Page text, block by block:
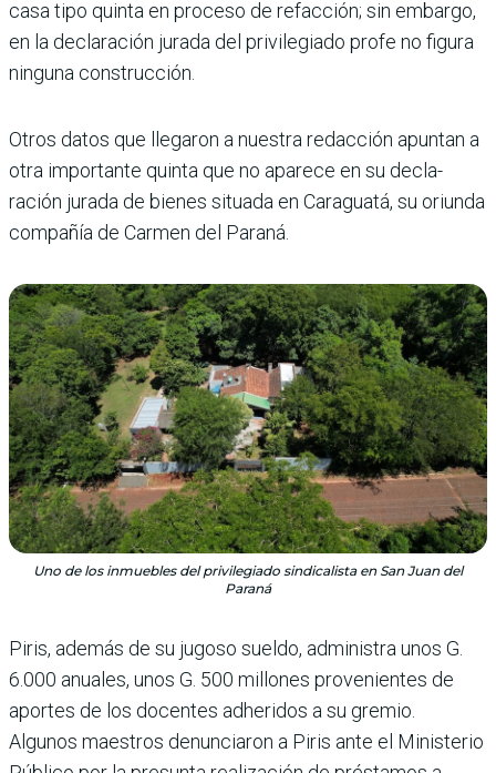
casa tipo quinta en proceso de refac­ción; sin embargo,
en la decla­ración jurada del privilegiado profe no figura
ninguna cons­trucción.
Otros datos que llegaron a nuestra redacción apuntan a
otra importante quinta que no aparece en su decla­
ración jurada de bienes situada en Caraguatá, su oriunda
compañía de Car­men del Paraná.
Uno de los inmuebles del privilegiado sindicalista en San Juan del
Paraná
Piris, además de su jugoso sueldo, administra unos G.
6.000 anuales, unos G. 500 millones provenientes de
apor­tes de los docentes adheridos a su gremio.
Algunos maestros denunciaron a Piris ante el Ministerio